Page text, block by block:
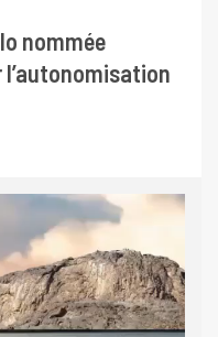
nommée
l’autonomisation